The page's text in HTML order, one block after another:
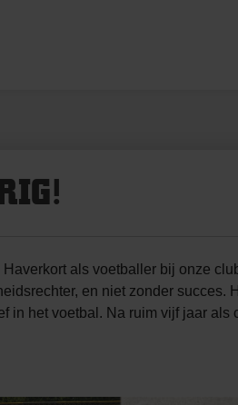
als voetballer bij onze
en niet zonder succes.
in het voetbal. Na ruim vijf jaar